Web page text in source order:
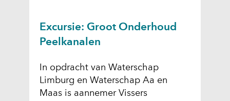
Excursie: Groot Onderhoud
Peelkanalen
In opdracht van Waterschap
Limburg en Waterschap Aa en
Maas is aannemer Vissers